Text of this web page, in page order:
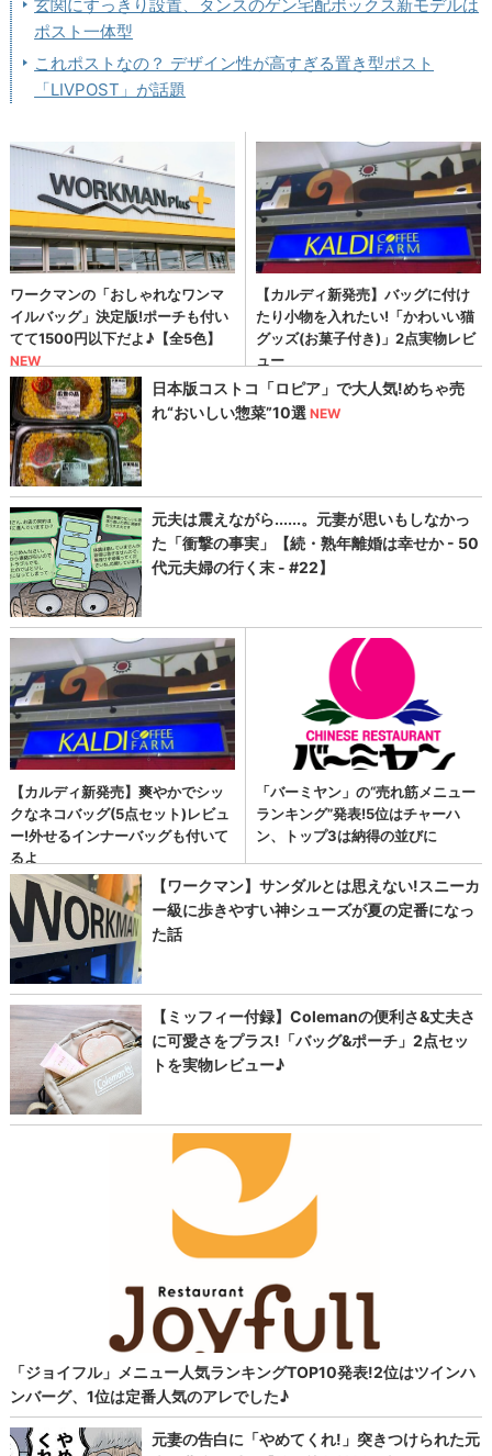
玄関にすっきり設置、タンスのゲン宅配ボックス新モデルは
ポスト一体型
これポストなの？ デザイン性が高すぎる置き型ポスト
「LIVPOST」が話題